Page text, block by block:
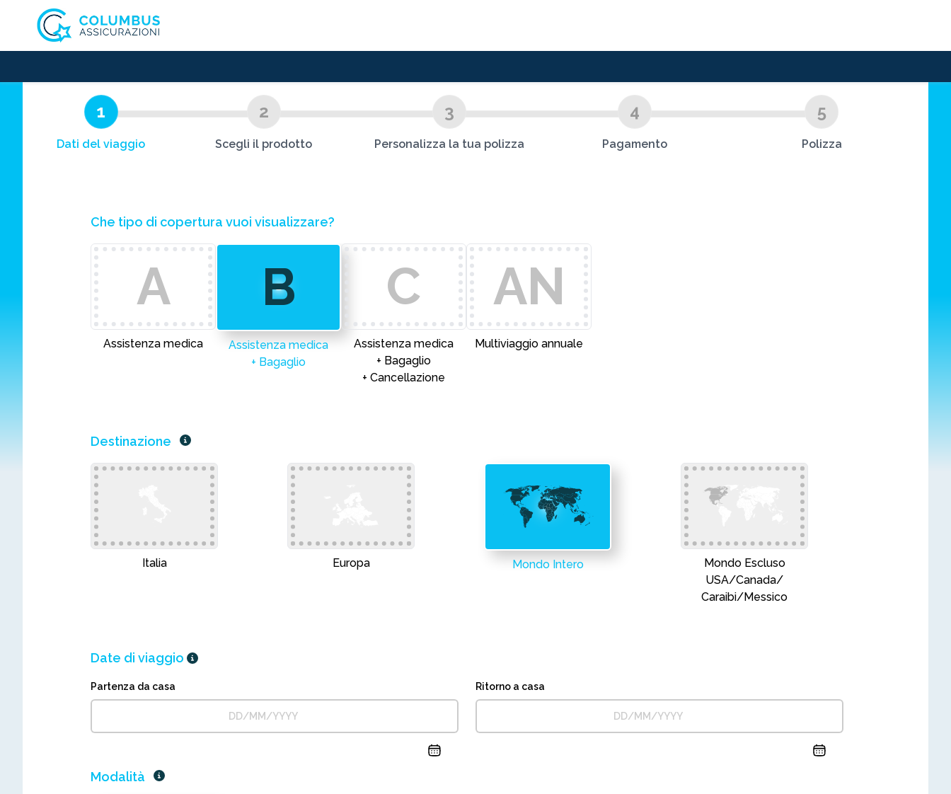
1
Dati del viaggio
2
Scegli il prodotto
3
Personalizza la tua polizza
4
Pagamento
5
Polizza
Che tipo di copertura vuoi visualizzare?
A
Assistenza medica
B
Assistenza medica
+ Bagaglio
C
Assistenza medica
+ Bagaglio
+ Cancellazione
AN
Multiviaggio annuale
Destinazione
Italia Europa Mondo Intero
Mondo Escluso
USA/Canada/
Caraibi/Messico
Date di viaggio
Partenza da casa Ritorno a casa
Modalità